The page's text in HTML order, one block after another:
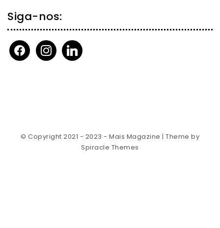
Siga-nos:
facebookinstagramlinkedin
© Copyright 2021 - 2023 - Mais Magazine | Theme by
Spiracle Themes